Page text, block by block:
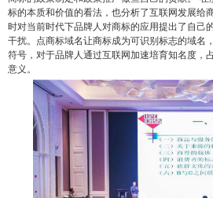
标的本质和价值的看法，也分析了互联网发展给
时对当前时代下品牌人对商标的应用提出了自己
干扰。点商标域名让商标成为可识别标志的域名
符号，对于品牌人通过互联网加速培育知名度，
意义。